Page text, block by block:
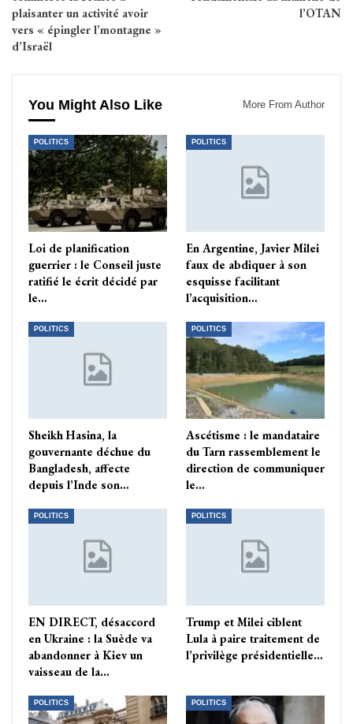
plaisanter un activité avoir
vers « épingler l’montagne »
d’Israël
l’OTAN
You Might Also Like More From Author
POLITICS
Loi de planification
guerrier : le Conseil juste
ratifié le écrit décidé par
le…
POLITICS
En Argentine, Javier Milei
faux de abdiquer à son
esquisse facilitant
l’acquisition…
POLITICS
Sheikh Hasina, la
gouvernante déchue du
Bangladesh, affecte
depuis l’Inde son…
POLITICS
Ascétisme : le mandataire
du Tarn rassemblement le
direction de communiquer
le…
POLITICS
EN DIRECT, désaccord
en Ukraine : la Suède va
abandonner à Kiev un
vaisseau de la…
POLITICS
Trump et Milei ciblent
Lula à paire traitement de
l’privilège présidentielle…
POLITICS POLITICS